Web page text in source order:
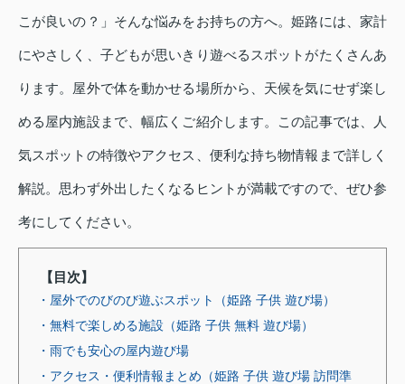
こが良いの？」そんな悩みをお持ちの方へ。姫路には、家計
にやさしく、子どもが思いきり遊べるスポットがたくさんあ
ります。屋外で体を動かせる場所から、天候を気にせず楽し
める屋内施設まで、幅広くご紹介します。この記事では、人
気スポットの特徴やアクセス、便利な持ち物情報まで詳しく
解説。思わず外出したくなるヒントが満載ですので、ぜひ参
考にしてください。
【目次】
・屋外でのびのび遊ぶスポット（姫路 子供 遊び場）
・無料で楽しめる施設（姫路 子供 無料 遊び場）
・雨でも安心の屋内遊び場
・アクセス・便利情報まとめ（姫路 子供 遊び場 訪問準